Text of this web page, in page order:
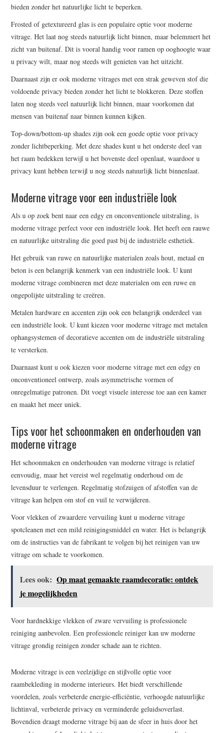
bieden zonder het natuurlijke licht te beperken.
Frosted of getextureerd glas is een populaire optie voor moderne
vitrage. Het laat nog steeds natuurlijk licht binnen, maar belemmert het
zicht van buitenaf. Dit is vooral handig voor ramen op ooghoogte waar
u privacy wilt, maar nog steeds wilt genieten van het uitzicht.
Daarnaast zijn er ook moderne vitrages met een strak geweven stof die
voldoende privacy bieden zonder het licht te blokkeren. Deze stoffen
laten nog steeds veel natuurlijk licht binnen, maar voorkomen dat
mensen van buitenaf naar binnen kunnen kijken.
Top-down/bottom-up shades zijn ook een goede optie voor privacy
zonder lichtbeperking. Met deze shades kunt u het onderste deel van
het raam bedekken terwijl u het bovenste deel openlaat, waardoor u
privacy kunt hebben terwijl u nog steeds natuurlijk licht binnenlaat.
Moderne vitrage voor een industriële look
Als u op zoek bent naar een edgy en onconventionele uitstraling, is
moderne vitrage perfect voor een industriële look. Het heeft een rauwe
en natuurlijke uitstraling die goed past bij de industriële esthetiek.
Het gebruik van ruwe en natuurlijke materialen zoals hout, metaal en
beton is een belangrijk kenmerk van een industriële look. U kunt
moderne vitrage combineren met deze materialen om een ruwe en
ongepolijste uitstraling te creëren.
Metalen hardware en accenten zijn ook een belangrijk onderdeel van
een industriële look. U kunt kiezen voor moderne vitrage met metalen
ophangsystemen of decoratieve accenten om de industriële uitstraling
te versterken.
Daarnaast kunt u ook kiezen voor moderne vitrage met een edgy en
onconventioneel ontwerp, zoals asymmetrische vormen of
onregelmatige patronen. Dit voegt visuele interesse toe aan een kamer
en maakt het meer uniek.
Tips voor het schoonmaken en onderhouden van
moderne vitrage
Het schoonmaken en onderhouden van moderne vitrage is relatief
eenvoudig, maar het vereist wel regelmatig onderhoud om de
levensduur te verlengen. Regelmatig stofzuigen of afstoffen van de
vitrage kan helpen om stof en vuil te verwijderen.
Voor vlekken of zwaardere vervuiling kunt u moderne vitrage
spotcleanen met een mild reinigingsmiddel en water. Het is belangrijk
om de instructies van de fabrikant te volgen bij het reinigen van uw
vitrage om schade te voorkomen.
Lees ook: Op maat gemaakte raamdecoratie: ontdek
je mogelijkheden
Voor hardnekkige vlekken of zware vervuiling is professionele
reiniging aanbevolen. Een professionele reiniger kan uw moderne
vitrage grondig reinigen zonder schade aan te richten.
Moderne vitrage is een veelzijdige en stijlvolle optie voor
raambekleding in moderne interieurs. Het biedt verschillende
voordelen, zoals verbeterde energie-efficiëntie, verhoogde natuurlijke
lichtinval, verbeterde privacy en verminderde geluidsoverlast.
Bovendien draagt moderne vitrage bij aan de sfeer in huis door het